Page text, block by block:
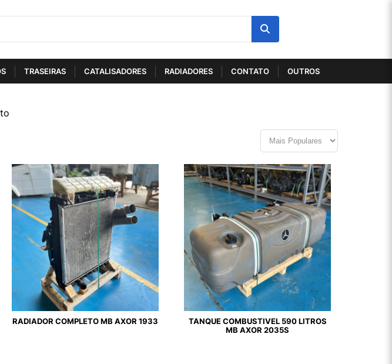
TRASEIRAS CATALISADORES RADIADORES CONTATO OUTROS
RADIADOR COMPLETO MB AXOR 1933
TANQUE COMBUSTIVEL 590 LITROS
MB AXOR 2035S